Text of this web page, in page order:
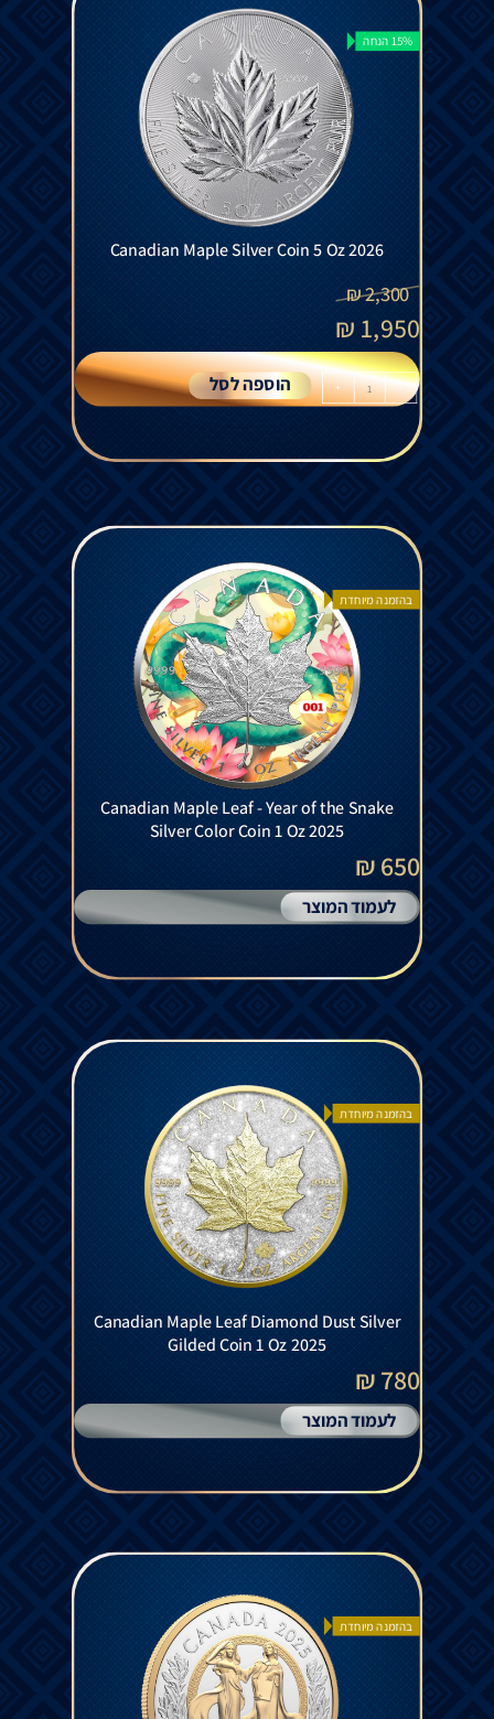
15% הנחה
Canadian Maple Silver Coin 5 Oz 2026
2,300
₪
1,950
₪
-
+ הוספה לסל
בהזמנה מיוחדת
Canadian Maple Leaf - Year of the Snake
Silver Color Coin 1 Oz 2025
650 ₪
לעמוד המוצר
בהזמנה מיוחדת
Canadian Maple Leaf Diamond Dust Silver
Gilded Coin 1 Oz 2025
780 ₪
לעמוד המוצר
בהזמנה מיוחדת